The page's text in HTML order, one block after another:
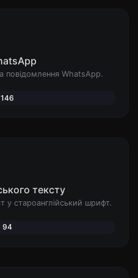
повідомлення WhatsApp.
146
тексту
у староанглійський шрифт.
94